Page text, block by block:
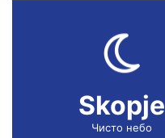
Skopje
Чисто небо